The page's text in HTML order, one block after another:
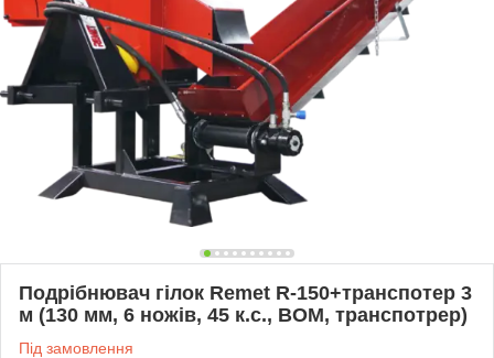
Подрібнювач гілок Remet R-150+транспотер 3
м (130 мм, 6 ножів, 45 к.с., BOM, транспотрер)
Під замовлення